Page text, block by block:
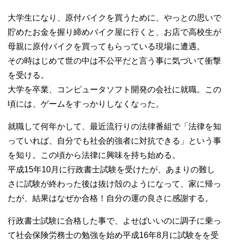
大学生になり、原付バイクを買うために、やっとの思いで
貯めたお金を握り締めバイク屋に行くと、お店で高校生が
母親に原付バイクを買ってもらっている現場に遭遇。
その時はじめて世の中は不公平だと言う事に気づいて衝撃
を受ける。
大学を卒業、コンピュータソフト開発の会社に就職。この
頃には、ゲームをすっかりしなくなった。
就職して何年かして、最近流行りの法律番組で「法律を知
っていれば、自分でも社会的強者に対抗できる」という事
を知り。この頃から法律に興味を持ち始める。
平成15年10月に行政書士試験を受けたが、あまりの難し
さに試験が終わった後は抜け殻のようになって、家に帰っ
たが、結果はなぜか合格！自分の運の良さに感謝する。
行政書士試験に合格した事で、よせばいいのに調子に乗っ
て社会保険労務士の勉強を始め平成16年8月に試験をを受